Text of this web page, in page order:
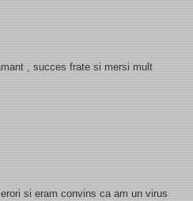
, succes frate si mersi mult
si eram convins ca am un virus